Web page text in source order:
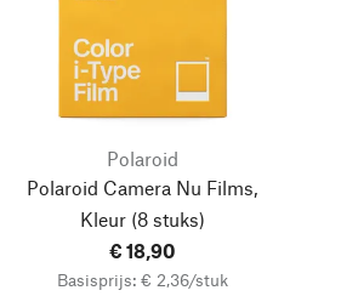
Polaroid
Polaroid Camera Nu Films,
Kleur (8 stuks)
€ 18,90
Basisprijs: € 2,36/stuk